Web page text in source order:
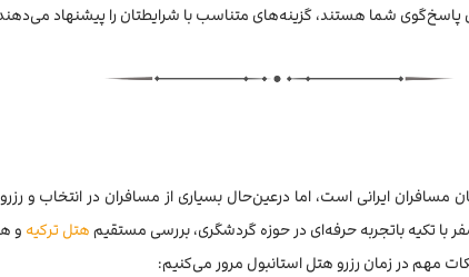
پاسخ‌گوی شما هستند، گزینه‌های متناسب با شرایطتان را پیشنهاد
مسافران ایرانی است، اما درعین‌حال بسیاری از مسافران در
تکیه باتجربه حرفه‌ای در حوزه گردشگری، بررسی مستقیمهتل ترکیه و
مهم در زمان رزرو هتل استانبول مرور می‌کنیم: